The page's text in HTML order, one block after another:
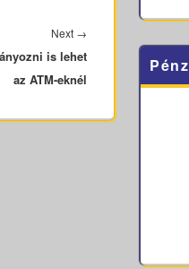
Next →
post:
is lehet
az ATM-eknél